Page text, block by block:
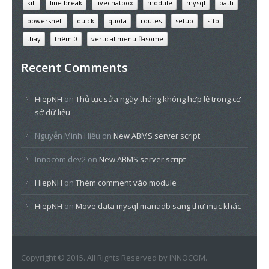
kill line break livechatbox module mysql
path
powershell
quick quota routes setup
sftp
thay
thêm 0 vertical menu flasome
Recent Comments
HiepNH on Thủ tục sửa ngày tháng không hợp lệ trong cơ
sở dữ liệu
Nguyễn Minh Hiếu on New ABMS server script
Innocom dev2 on New ABMS server script
HiepNH on Thêm comment vào module
HiepNH on Move data mysql mariadb sang thư mục khác
Copyright © 2015. All Rights Reserved by INNOCOM.